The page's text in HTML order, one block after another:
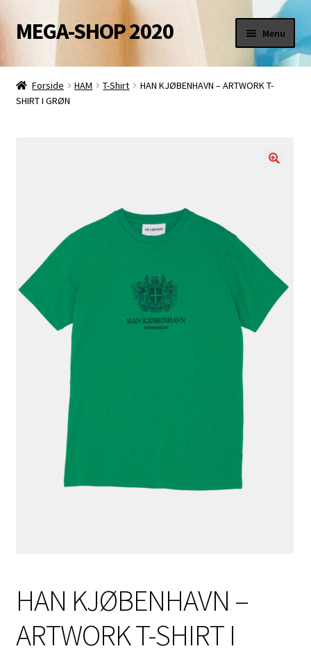
Spring
til
Spring
til
MEGA-SHOP 2020 Menu
VELKOMMEN
SHOP
Forside HAM T-Shirt
HAN KJØBENHAVN – ARTWORK T-
SHIRT I GRØN
HAN KJØBENHAVN –
ARTWORK T-SHIRT I